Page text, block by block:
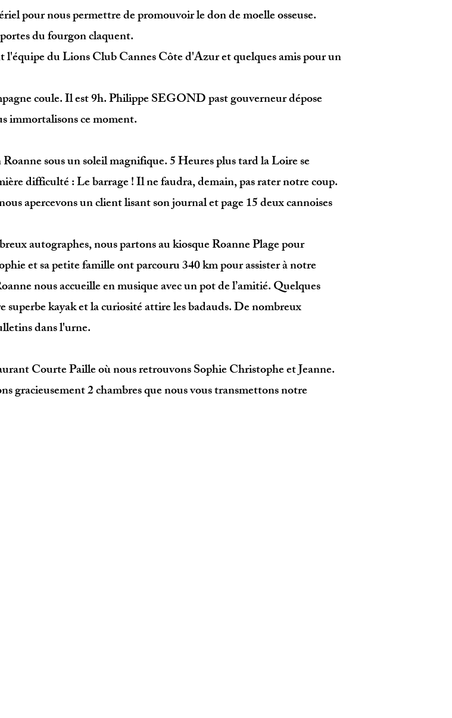
pour nous permettre de promouvoir le don de moelle osseuse.
du fourgon claquent.
du Lions Club Cannes Côte d'Azur et quelques amis pour un
coule. Il est 9h. Philippe SEGOND past gouverneur dépose
immortalisons ce moment.
sous un soleil magnifique. 5 Heures plus tard la Loire se
difficulté : Le barrage ! Il ne faudra, demain, pas rater notre coup.
apercevons un client lisant son journal et page 15 deux cannoises
autographes, nous partons au kiosque Roanne Plage pour
et sa petite famille ont parcouru 340 km pour assister à notre
nous accueille en musique avec un pot de l’amitié. Quelques
kayak et la curiosité attire les badauds. De nombreux
dans l'urne.
Courte Paille où nous retrouvons Sophie Christophe et Jeanne.
gracieusement 2 chambres que nous vous transmettons notre